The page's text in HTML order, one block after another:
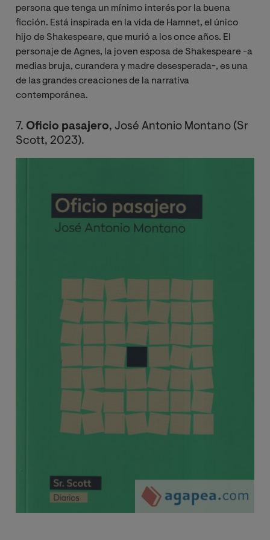
persona que tenga un mínimo interés por la buena
ficción. Está inspirada en la vida de Hamnet, el único
hijo de Shakespeare, que murió a los once años. El
personaje de Agnes, la joven esposa de Shakespeare -a
medias bruja, curandera y madre desesperada-, es una
de las grandes creaciones de la narrativa
contemporánea.
7. Oficio pasajero, José Antonio Montano (Sr
Scott, 2023).